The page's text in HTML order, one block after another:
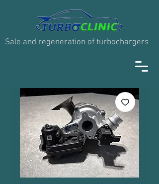
Sale and regeneration of turbochargers